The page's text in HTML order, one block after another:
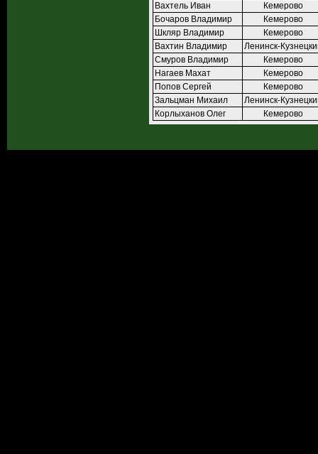
Вахтель Иван
Кемерово
Бочаров Владимир
Кемерово
Шкляр Владимир
Кемерово
Вахтин Владимир
Ленинск-
Смуров Владимир
Кемерово
Нагаев Махат
Кемерово
Попов Сергей
Кемерово
Зальцман Михаил
Ленинск-
Корлыханов Олег
Кемерово